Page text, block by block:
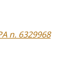
n. 6329968